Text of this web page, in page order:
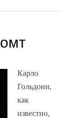
Карло
Гольдони,
как
известно,